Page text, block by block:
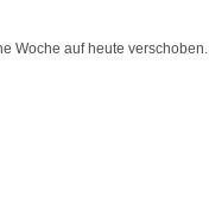
Woche auf heute verschoben.